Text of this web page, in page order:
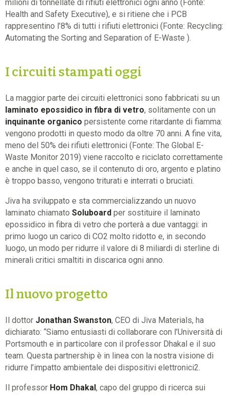
milioni di tonnellate di rifiuti elettronici ogni anno (Fonte:
Health and Safety Executive), e si ritiene che i PCB
rappresentino l’8% di tutti i rifiuti elettronici (Fonte: Recycling:
Automating the Sorting and Separation of E-Waste ).
I circuiti stampati oggi
La maggior parte dei circuiti elettronici sono fabbricati su un
laminato epossidico in fibra di vetro, solitamente con un
inquinante organico persistente come ritardante di fiamma:
vengono prodotti in questo modo da oltre 70 anni. A fine vita,
meno del 50% dei rifiuti elettronici (Fonte: The Global E-
Waste Monitor 2019) viene raccolto e riciclato correttamente
e anche in quel caso, se il contenuto di oro, argento e platino
è troppo basso, vengono triturati e interrati o bruciati.
Jiva ha sviluppato e sta commercializzando un nuovo
laminato chiamato Soluboard per sostituire il laminato
epossidico in fibra di vetro che porterà a due vantaggi: in
primo luogo un carico di CO2 molto ridotto e, in secondo
luogo, un modo per ridurre il valore di 8 miliardi di sterline di
minerali critici smaltiti in discarica ogni anno.
Il nuovo progetto
Il dottor Jonathan Swanston, CEO di Jiva Materials, ha
dichiarato: “Siamo entusiasti di collaborare con l’Università di
Portsmouth e in particolare con il professor Dhakal e il suo
team. Questa partnership è in linea con la nostra visione di
ridurre l’impatto ambientale dei dispositivi elettronici2.
Il professor Hom Dhakal, capo del gruppo di ricerca sui